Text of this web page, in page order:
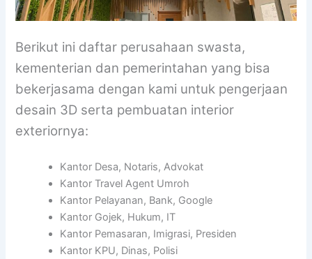
Berikut ini daftar perusahaan swasta,
kementerian dan pemerintahan yang bisa
bekerjasama dengan kami untuk pengerjaan
desain 3D serta pembuatan interior
exteriornya:
Kantor Desa, Notaris, Advokat
Kantor Travel Agent Umroh
Kantor Pelayanan, Bank, Google
Kantor Gojek, Hukum, IT
Kantor Pemasaran, Imigrasi, Presiden
Kantor KPU, Dinas, Polisi